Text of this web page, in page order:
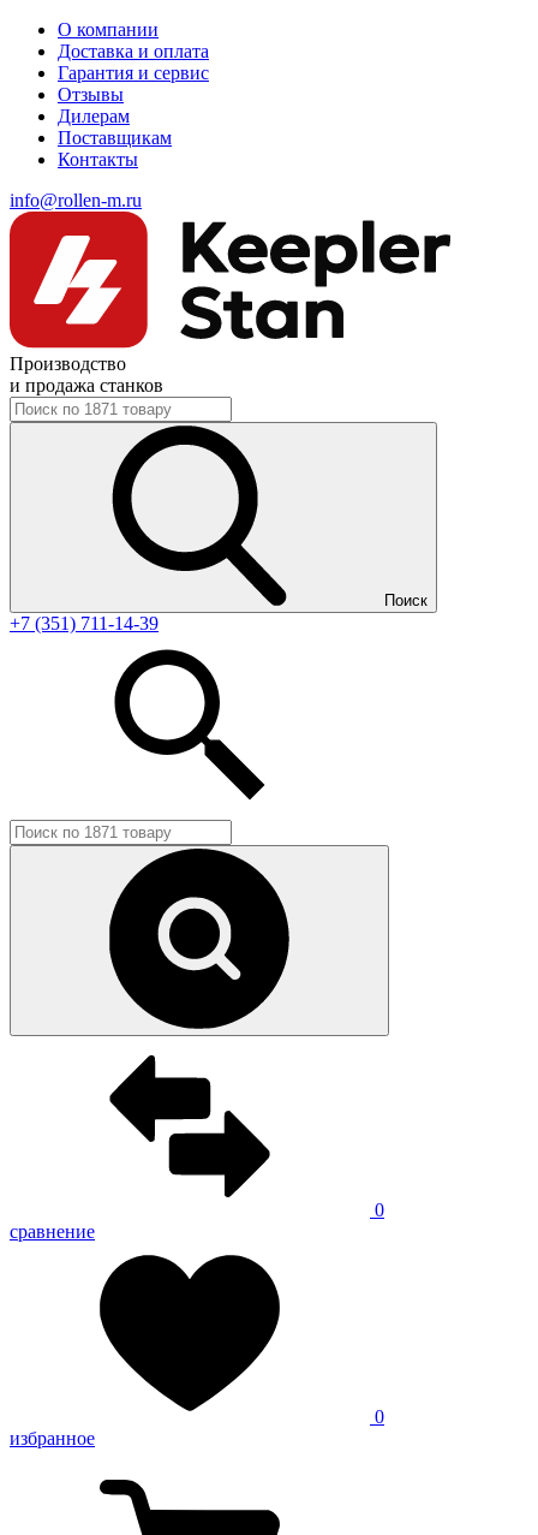
О компании
Доставка и оплата
Гарантия и сервис
Отзывы
Дилерам
Поставщикам
Контакты
info@rollen-m.ru
Производство
и продажа станков
Поиск
+7 (351) 711-14-39
0
сравнение
0
избранное